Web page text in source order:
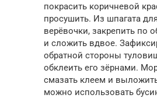
покрасить коричневой
просушить. Из шпагата
верёвочки, закрепить по
и сложить вдвое.
обратной стороны
обклеить его зёрнами.
смазать клеем и
можно использовать